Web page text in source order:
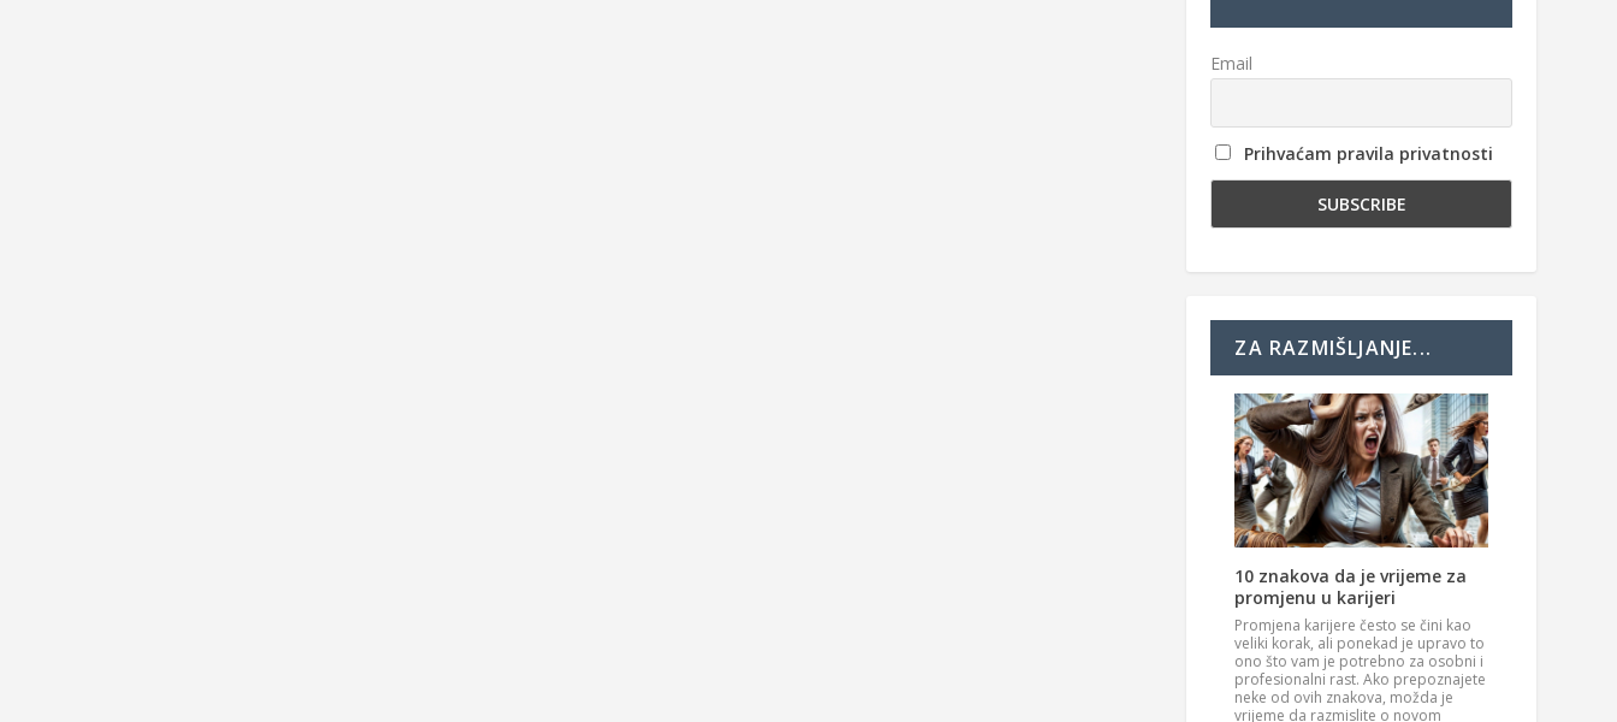
Email
Prihvaćam pravila privatnosti
ZA RAZMIŠLJANJE...
10 znakova da je vrijeme za
promjenu u karijeri
Promjena karijere često se čini kao
veliki korak, ali ponekad je upravo to
ono što vam je potrebno za osobni i
profesionalni rast. Ako prepoznajete
neke od ovih znakova, možda je
vrijeme da razmislite o novom